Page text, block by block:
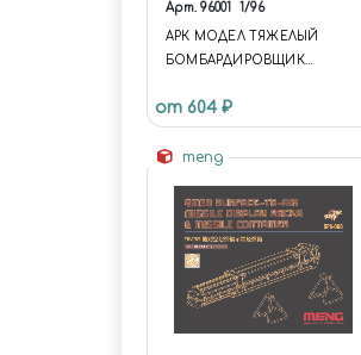
Арт. 96001 1/96
АРК МОДЕЛ ТЯЖЕЛЫЙ
БОМБАРДИРОВЩИК
от 604 ₽
meng